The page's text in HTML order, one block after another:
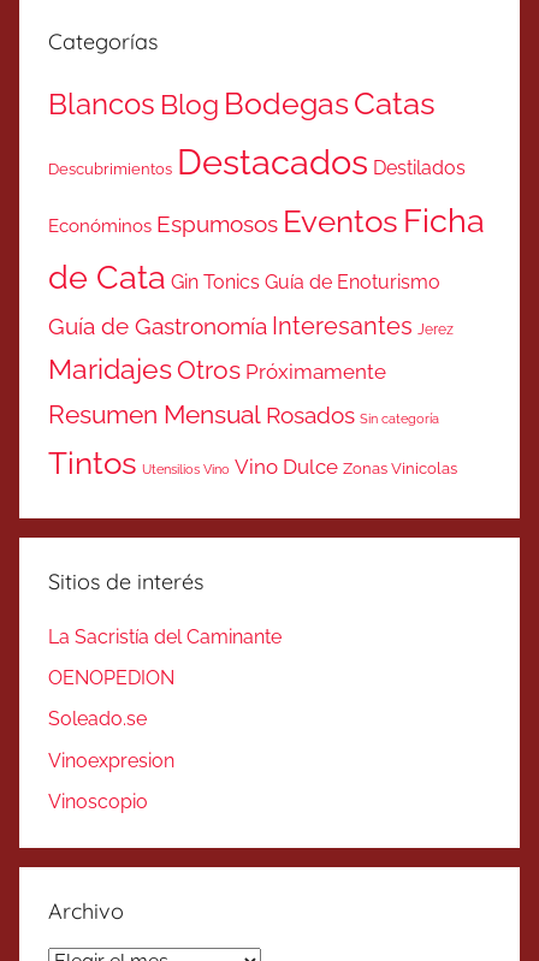
Categorías
Blancos Blog BodegasCatas
Descubrimientos Destacados Destilados
Económinos Espumosos Eventos Ficha
de Cata Gin Tonics Guía de Enoturismo
Guía de Gastronomía Interesantes Jerez
MaridajesOtros Próximamente
Resumen Mensual Rosados Sin categoría
Tintos Utensilios Vino Vino Dulce Zonas Vinicolas
Sitios de interés
La Sacristía del Caminante
OENOPEDION
Soleado.se
Vinoexpresion
Vinoscopio
Archivo